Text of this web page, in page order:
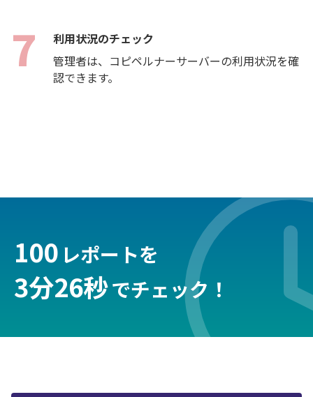
利用状況のチェック
管理者は、コピペルナーサーバーの利用状況を確
認できます。
100 レポートを
3分26秒でチェック！